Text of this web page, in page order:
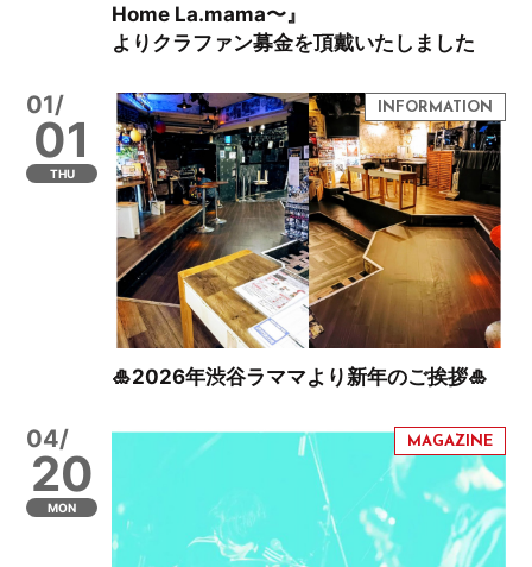
Home La.mama〜』
よりクラファン募金を頂戴いたしました
01/
01
THU
🎍2026年渋谷ラママより新年のご挨拶🎍
04/
20
MON